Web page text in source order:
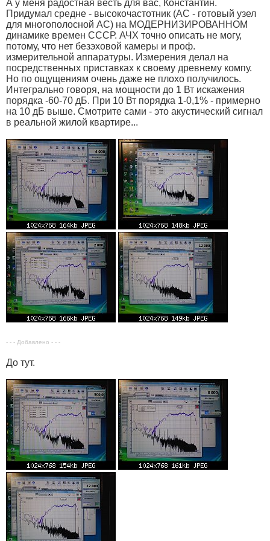
А у меня радостная весть для вас, Константин.
Придумал средне - высокочастотник (АС - готовый узел
для многополосной АС) на МОДЕРНИЗИРОВАННОМ
динамике времен СССР. АЧХ точно описать не могу,
потому, что нет безэховой камеры и проф.
измерительной аппаратуры. Измерения делал на
посредственных приставках к своему древнему компу.
Но по ощущениям очень даже не плохо получилось.
Интегрально говоря, на мощности до 1 Вт искажения
порядка -60-70 дБ. При 10 Вт порядка 1-0,1% - примерно
на 10 дБ выше. Смотрите сами - это акустический сигнал
в реальной жилой квартире...
- - - Добавлено - - -
До тут.